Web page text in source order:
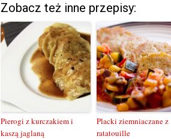
Zobacz też inne przepisy:
Pierogi z kurczakiem i
kaszą jaglaną
Placki ziemniaczane z
ratatouille